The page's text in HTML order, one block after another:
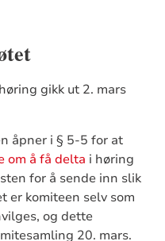
gikk ut 2. mars
åpner i § 5-5 for at
om å få delta i høring
for å sende inn slik
er komiteen selv som
og dette
20. mars.